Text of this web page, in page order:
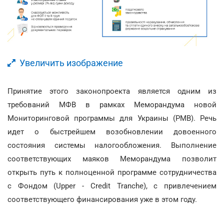
Увеличить изображение
Принятие этого законопроекта является одним из
требований МФВ в рамках Меморандума новой
Мониторинговой программы для Украины (PMB). Речь
идет о быстрейшем возобновлении довоенного
состояния системы налогообложения. Выполнение
соответствующих маяков Меморандума позволит
открыть путь к полноценной программе сотрудничества
с Фондом (Upper - Credit Tranche), с привлечением
соответствующего финансирования уже в этом году.